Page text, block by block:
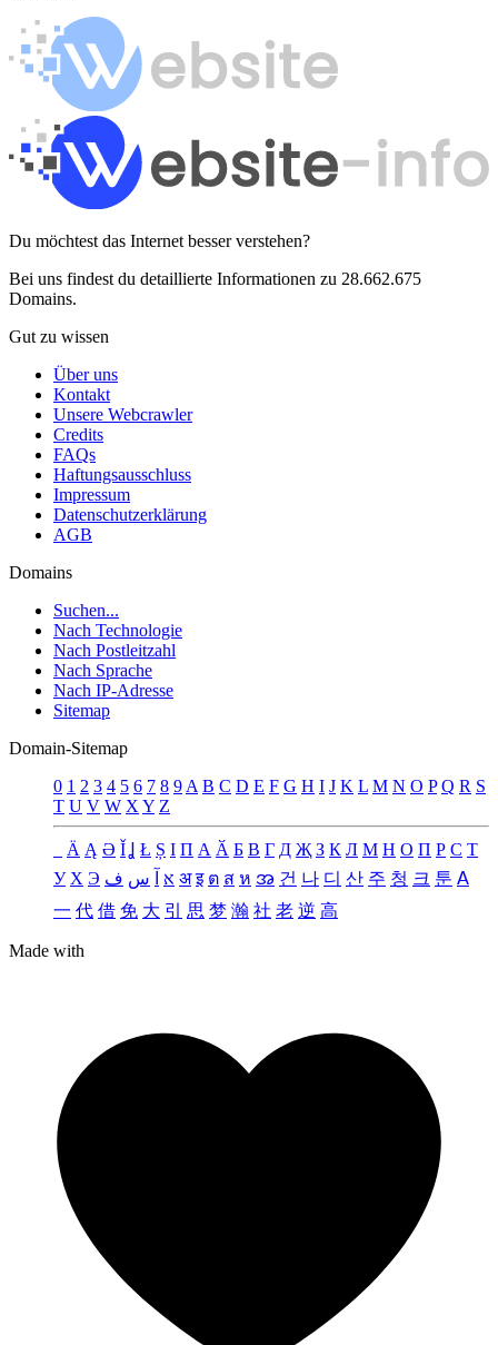
Du möchtest das Internet besser verstehen?
Bei uns findest du detaillierte Informationen zu 28.662.675
Domains.
Gut zu wissen
Über uns
Kontakt
Unsere Webcrawler
Credits
FAQs
Haftungsausschluss
Impressum
Datenschutzerklärung
AGB
Domains
Suchen...
Nach Technologie
Nach Postleitzahl
Nach Sprache
Nach IP-Adresse
Sitemap
Domain-Sitemap
0 1 2 3 4 5 6 7 8 9 A B C D E F G H I J K L M N O P Q R S
T U V W X Y Z
Ä Ą Ə Ǐ Ʝ Ł Ș Ι Π А Ӑ Б В Г Д Җ З К Л М Н О П Р С Т
У Х Э א س ف अ इ ต ส ห အ 건 나 디 산 주 청 크 툰 ꓮ
一 代 借 免 大 引 思 梦 瀚 社 老 逆 高
Made with